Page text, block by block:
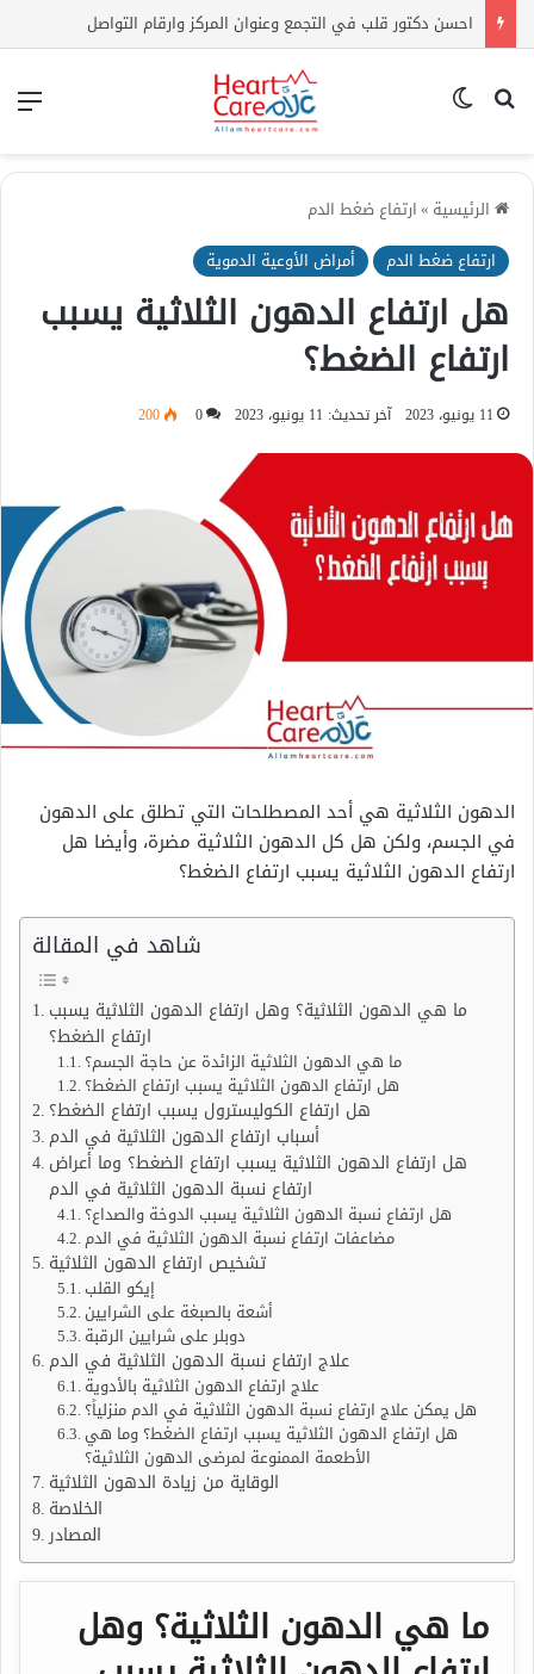
بحث عن
الرئيسية »ارتفاع ضغط الدم
ارتفاع ضغط الدم
أمراض الأوعية الدموية
هل ارتفاع الدهون الثلاثية يسبب
ارتفاع الضغط؟
11 يونيو، 2023 آخر تحديث: 11 يونيو، 2023 0
200
الدهون الثلاثية هي أحد المصطلحات التي تطلق على الدهون
في الجسم، ولكن هل كل الدهون الثلاثية مضرة، وأيضا هل
ارتفاع الدهون الثلاثية يسبب ارتفاع الضغط؟
شاهد في المقالة
ما هي الدهون الثلاثية؟ وهل ارتفاع الدهون الثلاثية يسبب
ارتفاع الضغط؟
ما هي الدهون الثلاثية الزائدة عن حاجة الجسم؟
هل ارتفاع الدهون الثلاثية يسبب ارتفاع الضغط؟
هل ارتفاع الكوليسترول يسبب ارتفاع الضغط؟
أسباب ارتفاع الدهون الثلاثية في الدم
هل ارتفاع الدهون الثلاثية يسبب ارتفاع الضغط؟ وما أعراض
ارتفاع نسبة الدهون الثلاثية في الدم
هل ارتفاع نسبة الدهون الثلاثية يسبب الدوخة والصداع؟
مضاعفات ارتفاع نسبة الدهون الثلاثية في الدم
تشخيص ارتفاع الدهون الثلاثية
إيكو القلب
أشعة بالصبغة على الشرايين
دوبلر على شرايين الرقبة
علاج ارتفاع نسبة الدهون الثلاثية في الدم
علاج ارتفاع الدهون الثلاثية بالأدوية
هل يمكن علاج ارتفاع نسبة الدهون الثلاثية في الدم منزلياً؟
هل ارتفاع الدهون الثلاثية يسبب ارتفاع الضغط؟ وما هي
الأطعمة الممنوعة لمرضى الدهون الثلاثية؟
الوقاية من زيادة الدهون الثلاثية
الخلاصة
ما هي الدهون الثلاثية؟ وهل